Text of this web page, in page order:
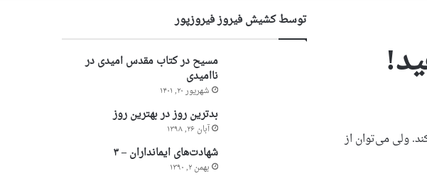
ولی می‌توان از
توسط کشیش فیروز فیروزپور
مسیح در کتاب مقدس امیدی در
ناامیدی
شهریور ۲۰, ۱۴۰۱
بدترین روز در بهترین روز
آبان ۲۶, ۱۳۹۸
شهادت‌های ایمانداران – ۳
بهمن ۲, ۱۳۹۰